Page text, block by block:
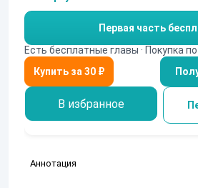
представительницами
судьба подчас преподносит
сюрпризы. Все началось с того,
старая-престарая убитая
новой краской, гордо заурчала
да еще и заговорила
Первая часть
Есть бесплатные главы · Покупка
В избранное
Аннотация